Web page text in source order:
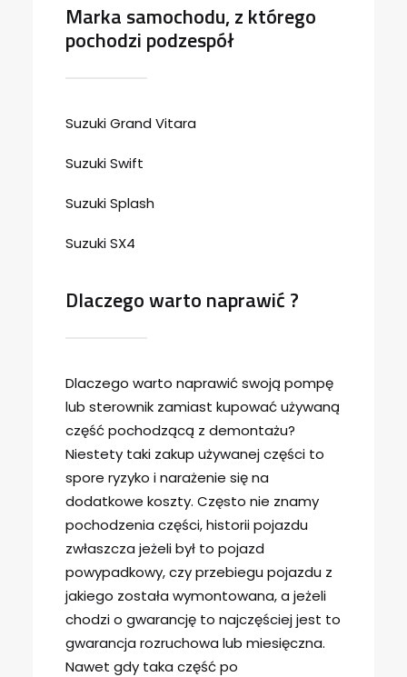
Marka samochodu, z którego
pochodzi podzespół
Suzuki Grand Vitara
Suzuki Swift
Suzuki Splash
Suzuki SX4
Dlaczego warto naprawić ?
Dlaczego warto naprawić swoją pompę
lub sterownik zamiast kupować używaną
część pochodzącą z demontażu?
Niestety taki zakup używanej części to
spore ryzyko i narażenie się na
dodatkowe koszty. Często nie znamy
pochodzenia części, historii pojazdu
zwłaszcza jeżeli był to pojazd
powypadkowy, czy przebiegu pojazdu z
jakiego została wymontowana, a jeżeli
chodzi o gwarancję to najczęściej jest to
gwarancja rozruchowa lub miesięczna.
Nawet gdy taka część po